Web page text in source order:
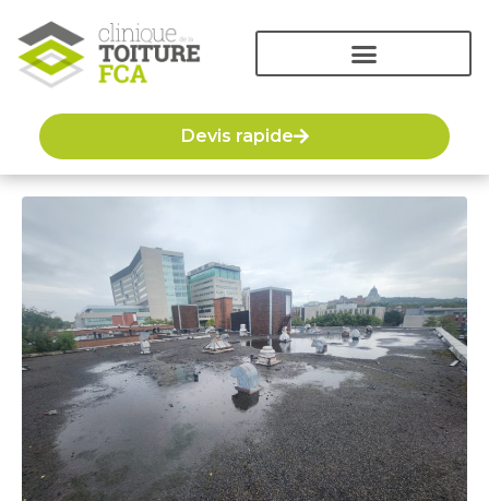
Devis rapide